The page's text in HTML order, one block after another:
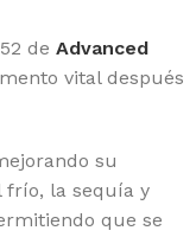
de Advanced
vital después
su
frío, la sequía y
que se